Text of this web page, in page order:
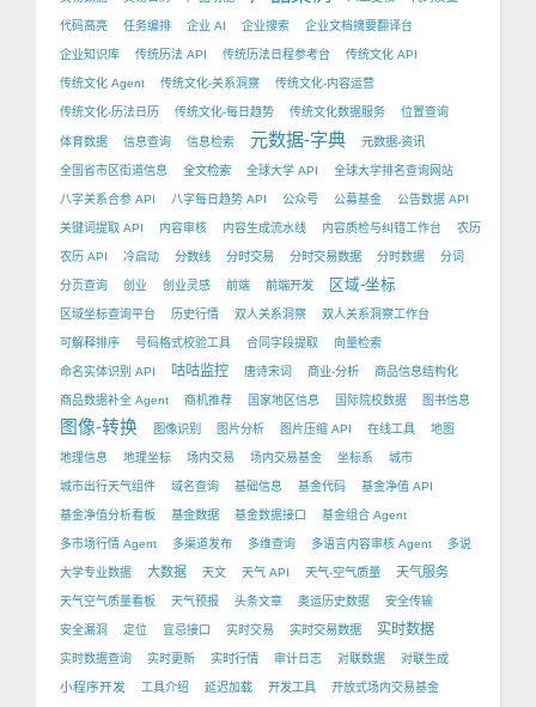
代码高亮 任务编排 企业 AI 企业搜索 企业文档摘要翻译台
企业知识库 传统历法 API 传统历法日程参考台 传统文化 API
传统文化 Agent 传统文化-关系洞察 传统文化-内容运营
传统文化-历法日历 传统文化-每日趋势 传统文化数据服务 位置查询
体育数据 信息查询 信息检索 元数据-字典 元数据-资讯
全国省市区街道信息 全文检索 全球大学 API 全球大学排名查询网站
八字关系合参 API 八字每日趋势 API 公众号 公募基金 公告数据 API
关键词提取 API 内容审核 内容生成流水线 内容质检与纠错工作台 农历
农历 API 冷启动 分数线 分时交易 分时交易数据 分时数据 分词
分页查询 创业 创业灵感 前端 前端开发 区域-坐标
区域坐标查询平台 历史行情 双人关系洞察 双人关系洞察工作台
可解释排序 号码格式校验工具 合同字段提取 向量检索
命名实体识别 API 咕咕监控 唐诗宋词 商业-分析 商品信息结构化
商品数据补全 Agent 商机推荐 国家地区信息 国际院校数据 图书信息
图像-转换 图像识别 图片分析 图片压缩 API 在线工具 地图
地理信息 地理坐标 场内交易 场内交易基金 坐标系 城市
城市出行天气组件 域名查询 基础信息 基金代码 基金净值 API
基金净值分析看板 基金数据 基金数据接口 基金组合 Agent
多市场行情 Agent 多渠道发布 多维查询 多语言内容审核 Agent 多说
大学专业数据 大数据 天文 天气 API 天气-空气质量 天气服务
天气空气质量看板 天气预报 头条文章 奥运历史数据 安全传输
安全漏洞 定位 宜忌接口 实时交易 实时交易数据 实时数据
实时数据查询 实时更新 实时行情 审计日志 对联数据 对联生成
小程序开发 工具介绍 延迟加载 开发工具 开放式场内交易基金